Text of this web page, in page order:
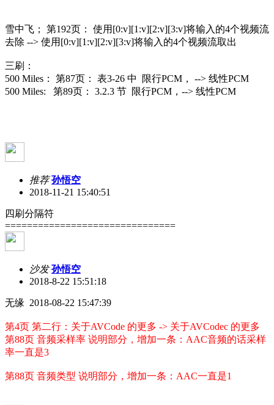
雪中飞； 第192页： 使用[0:v][1:v][2:v][3:v]将输入的4个视频流
去除 --> 使用[0:v][1:v][2:v][3:v]将输入的4个视频流取出
三刷：
500 Miles： 第87页： 表3-26 中 限行PCM， --> 线性PCM
500 Miles: 第89页： 3.2.3 节 限行PCM，--> 线性PCM
推荐孙悟空
2018-11-21 15:40:51
四刷分隔符
===============================
沙发 孙悟空
2018-8-22 15:51:18
无缘 2018-08-22 15:47:39
第4页 第二行：关于AVCode 的更多 -> 关于AVCodec 的更多
第88页 音频采样率 说明部分，增加一条：AAC音频的话采样
率一直是3
第88页 音频类型 说明部分，增加一条：AAC一直是1